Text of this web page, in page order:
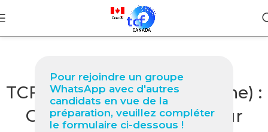
Pour rejoindre un groupe
WhatsApp avec d'autres
candidats en vue de la
préparation, veuillez compléter
le formulaire ci-dessous !
BLOG
TCF Canada à Graz (Autriche) :
Guide complet 2025 pour